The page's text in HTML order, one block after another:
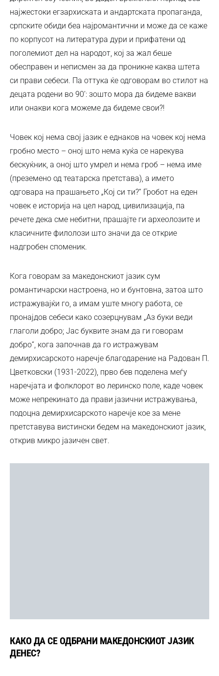
најжестоки егзархиската и андартската пропаганда,
српските обиди беа најромантични и може да се каже
по корпусот на литература дури и прифатени од
поголемиот дел на народот, кој за жал беше
обесправен и неписмен за да проникне каква штета
си прави себеси. Па оттука ќе одговорам во стилот на
децата родени во 90’: зошто мора да бидеме вакви
или онакви кога можеме да бидеме свои?!
Човек кој нема свој јазик е еднаков на човек кој нема
гробно место – оној што нема куќа се нарекува
бескуќник, а оној што умрел и нема гроб – нема име
(преземено од театарска претстава), а името
одговара на прашањето „Кој си ти?“ Гробот на еден
човек е историја на цел народ, цивилизација, па
речете дека сме небитни, прашајте ги археолозите и
класичните филолози што значи да се открие
надгробен споменик.
Кога говорам за македонскиот јазик сум
романтичарски настроена, но и бунтовна, затоа што
истражувајќи го, а имам уште многу работа, се
пронајдов себеси како созерцнувам „Аз буки веди
глаголи добро; Јас буквите знам да ги говорам
добро“, кога започнав да го истражувам
демирхисарското наречје благодарение на Радован П.
Цветковски (1931-2022), прво бев поделена меѓу
наречјата и фолклорот во леринско поле, каде човек
може непрекинато да прави јазични истражувања,
подоцна демирхисарското наречје кое за мене
претставува вистински бедем на македонскиот јазик,
открив микро јазичен свет.
КАКО ДА СЕ ОДБРАНИ МАКЕДОНСКИОТ ЈАЗИК
ДЕНЕС?